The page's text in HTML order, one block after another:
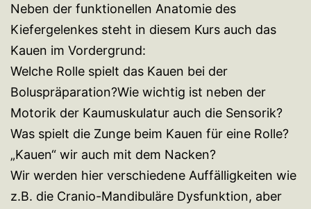
Neben der funktionellen Anatomie des
Kiefergelenkes steht in diesem Kurs auch das
Kauen im Vordergrund:
Welche Rolle spielt das Kauen bei der
Boluspräparation?Wie wichtig ist neben der
Motorik der Kaumuskulatur auch die Sensorik?
Was spielt die Zunge beim Kauen für eine Rolle?
„Kauen“ wir auch mit dem Nacken?
Wir werden hier verschiedene Auffälligkeiten wie
z.B. die Cranio-Mandibuläre Dysfunktion, aber